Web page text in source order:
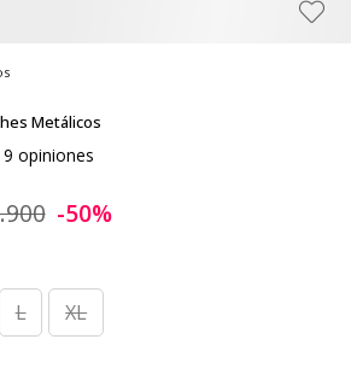
Metálicos
9 opiniones
-50%
L XL